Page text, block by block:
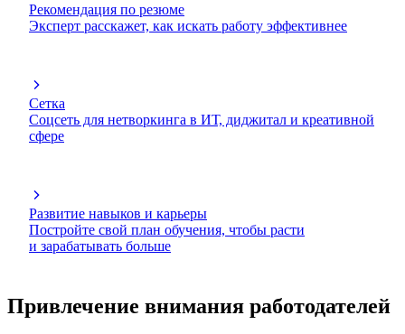
Рекомендация по резюме
Эксперт расскажет, как искать работу эффективнее
Сетка
Соцсеть для нетворкинга в ИТ, диджитал и креативной
сфере
Развитие навыков и карьеры
Постройте свой план обучения, чтобы расти
и зарабатывать больше
Привлечение внимания работодателей